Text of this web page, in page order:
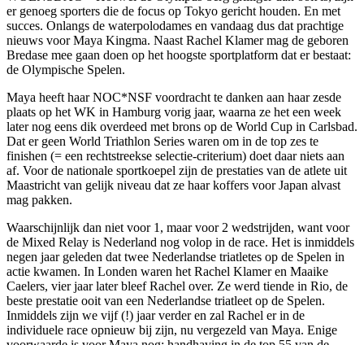
er genoeg sporters die de focus op Tokyo gericht houden. En met
succes. Onlangs de waterpolodames en vandaag dus dat prachtige
nieuws voor Maya Kingma. Naast Rachel Klamer mag de geboren
Bredase mee gaan doen op het hoogste sportplatform dat er bestaat:
de Olympische Spelen.
Maya heeft haar NOC*NSF voordracht te danken aan haar zesde
plaats op het WK in Hamburg vorig jaar, waarna ze het een week
later nog eens dik overdeed met brons op de World Cup in Carlsbad.
Dat er geen World Triathlon Series waren om in de top zes te
finishen (= een rechtstreekse selectie-criterium) doet daar niets aan
af. Voor de nationale sportkoepel zijn de prestaties van de atlete uit
Maastricht van gelijk niveau dat ze haar koffers voor Japan alvast
mag pakken.
Waarschijnlijk dan niet voor 1, maar voor 2 wedstrijden, want voor
de Mixed Relay is Nederland nog volop in de race. Het is inmiddels
negen jaar geleden dat twee Nederlandse triatletes op de Spelen in
actie kwamen. In Londen waren het Rachel Klamer en Maaike
Caelers, vier jaar later bleef Rachel over. Ze werd tiende in Rio, de
beste prestatie ooit van een Nederlandse triatleet op de Spelen.
Inmiddels zijn we vijf (!) jaar verder en zal Rachel er in de
individuele race opnieuw bij zijn, nu vergezeld van Maya. Enige